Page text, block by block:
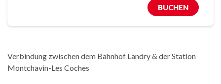
BUCHEN
Verbindung zwischen dem Bahnhof Landry & der Station
Montchavin-Les Coches